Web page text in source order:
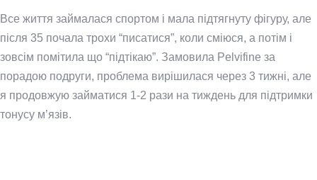
Все життя займалася спортом і мала підтягнуту фігуру, але
після 35 почала трохи “писатися”, коли сміюся, а потім і
зовсім помітила що “підтікаю”. Замовила Pelvifine за
порадою подруги, проблема вирішилася через 3 тижні, але
я продовжую займатися 1-2 рази на тиждень для підтримки
тонусу м’язів.